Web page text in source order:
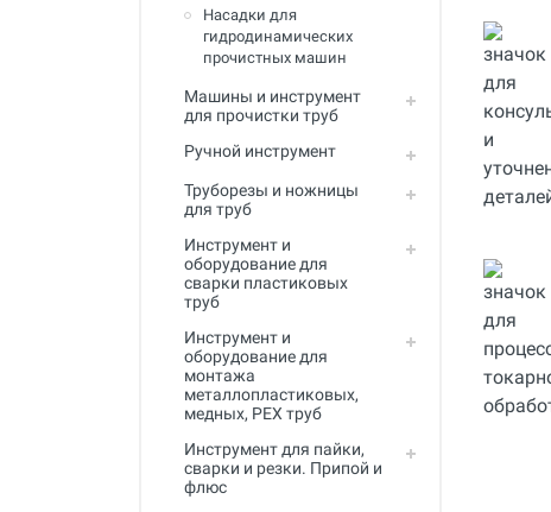
Малая дорожная техника
Алмазные диски
Плиткорезы
Фаскосъемные станки
Инструмент для укладки
напольных покрытий
оборудование
Полный каталог
Насадки для
гидродинамических
прочистных машин
Машины и инструмент
для прочистки труб
Ручной инструмент
Труборезы и ножницы
для труб
Инструмент и
оборудование для
сварки пластиковых
труб
Инструмент и
оборудование для
монтажа
металлопластиковых,
медных, PEX труб
Инструмент для пайки,
сварки и резки. Припой и
флюс